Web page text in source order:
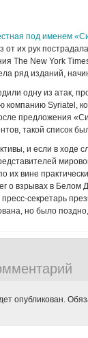
под именем
от их рук
The New York
ряд изданий,
одну из атак,
компанию Syriatel,
предложения
такой список
и если в ходе
их вине
о взрывах в
пресс-секретарь
но было
опубликован.